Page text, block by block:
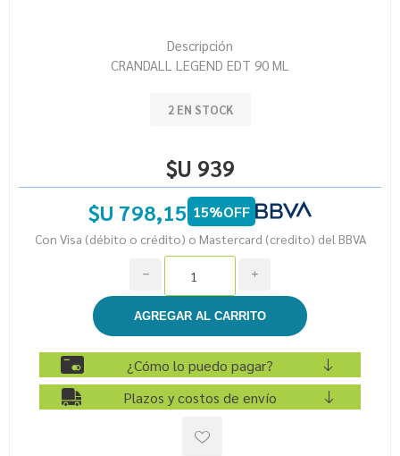
Descripción
CRANDALL LEGEND EDT 90 ML
2 EN STOCK
$U 939
$U 798,15 15%OFF
Con Visa (débito o crédito) o Mastercard (credito) del BBVA
i
h
¿Cómo lo puedo pagar?
Plazos y costos de envío